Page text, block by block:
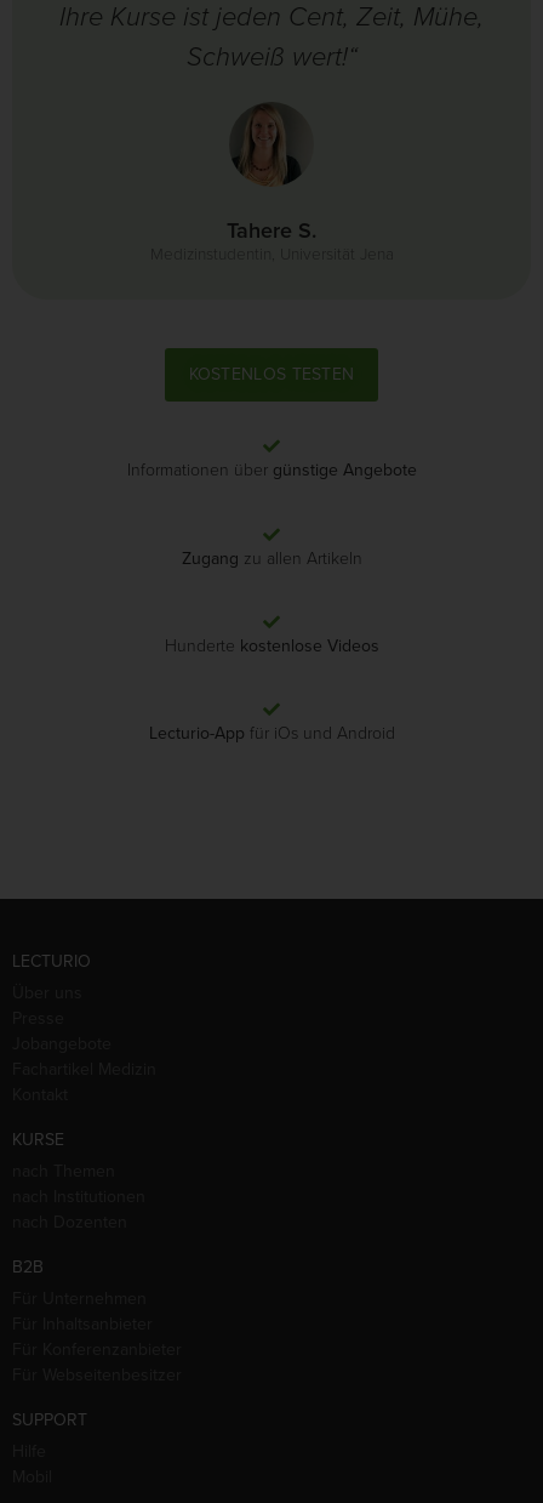
Ihre Kurse ist jeden Cent, Zeit, Mühe,
Schweiß wert!“
Tahere S.
KOSTENLOS TESTEN
Informationen über günstige Angebote
Zugang zu allen Artikeln
Hunderte kostenlose Videos
Lecturio-App für iOs und Android
LECTURIO
KURSE
B2B
SUPPORT